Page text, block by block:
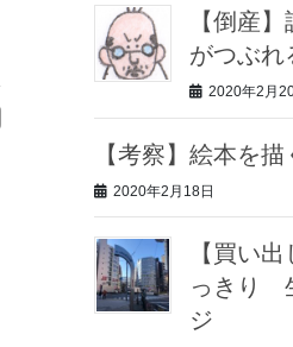
【倒産
がつぶれ
2020年2月
【考察】絵本を描
2020年2月18日
【買い
っきり
ジ